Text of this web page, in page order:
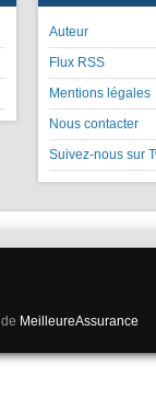
Auteur
Flux RSS
Mentions légales
Nous contacter
Suivez-nous sur
MeilleureAssurance